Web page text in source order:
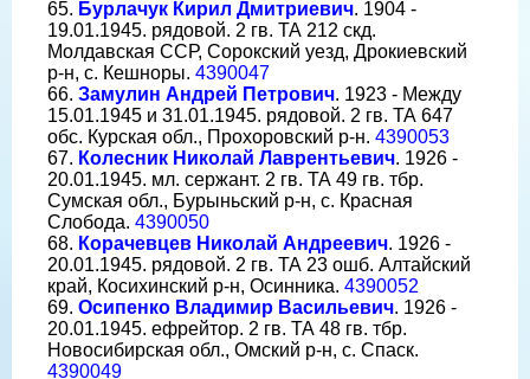
65. Бурлачук Кирил Дмитриевич. 1904 -
19.01.1945. рядовой. 2 гв. ТА 212 скд.
Молдавская ССР, Сорокский уезд, Дрокиевский
р-н, с. Кешноры. 4390047
66. Замулин Андрей Петрович. 1923 - Между
15.01.1945 и 31.01.1945. рядовой. 2 гв. ТА 647
обс. Курская обл., Прохоровский р-н. 4390053
67. Колесник Николай Лаврентьевич. 1926 -
20.01.1945. мл. сержант. 2 гв. ТА 49 гв. тбр.
Сумская обл., Бурыньский р-н, с. Красная
Слобода. 4390050
68. Корачевцев Николай Андреевич. 1926 -
20.01.1945. рядовой. 2 гв. ТА 23 ошб. Алтайский
край, Косихинский р-н, Осинника. 4390052
69. Осипенко Владимир Васильевич. 1926 -
20.01.1945. ефрейтор. 2 гв. ТА 48 гв. тбр.
Новосибирская обл., Омский р-н, с. Спаск.
4390049